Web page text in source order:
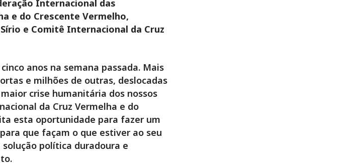
Internacional das
e do Crescente Vermelho,
e Comitê Internacional da Cruz
anos na semana passada. Mais
e milhões de outras, deslocadas
crise humanitária dos nossos
da Cruz Vermelha e do
esta oportunidade para fazer um
que façam o que estiver ao seu
política duradoura e